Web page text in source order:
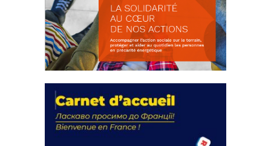
actions
18 septembre 2023
FEUILLETER